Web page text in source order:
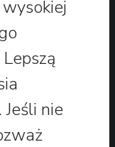
nie